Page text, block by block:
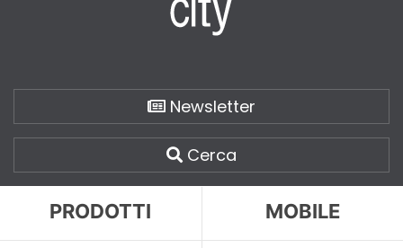
Newsletter
Cerca
PRODOTTI MOBILE